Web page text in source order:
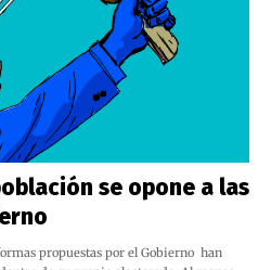
se opone a las
propuestas por el Gobierno han